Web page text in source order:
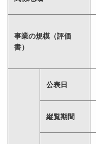
事業の規模（評価
書）
公表日
縦覧期間